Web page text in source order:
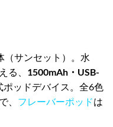
（サンセット）。水
る、 1500mAh・USB-
ポッドデバイス。全6色
、 フレーバーポッドは